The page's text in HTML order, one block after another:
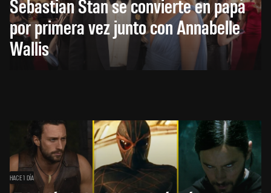
Sebastian Stan se convierte en papá
por primera vez junto con Annabelle
Wallis
HACE 1 DÍA